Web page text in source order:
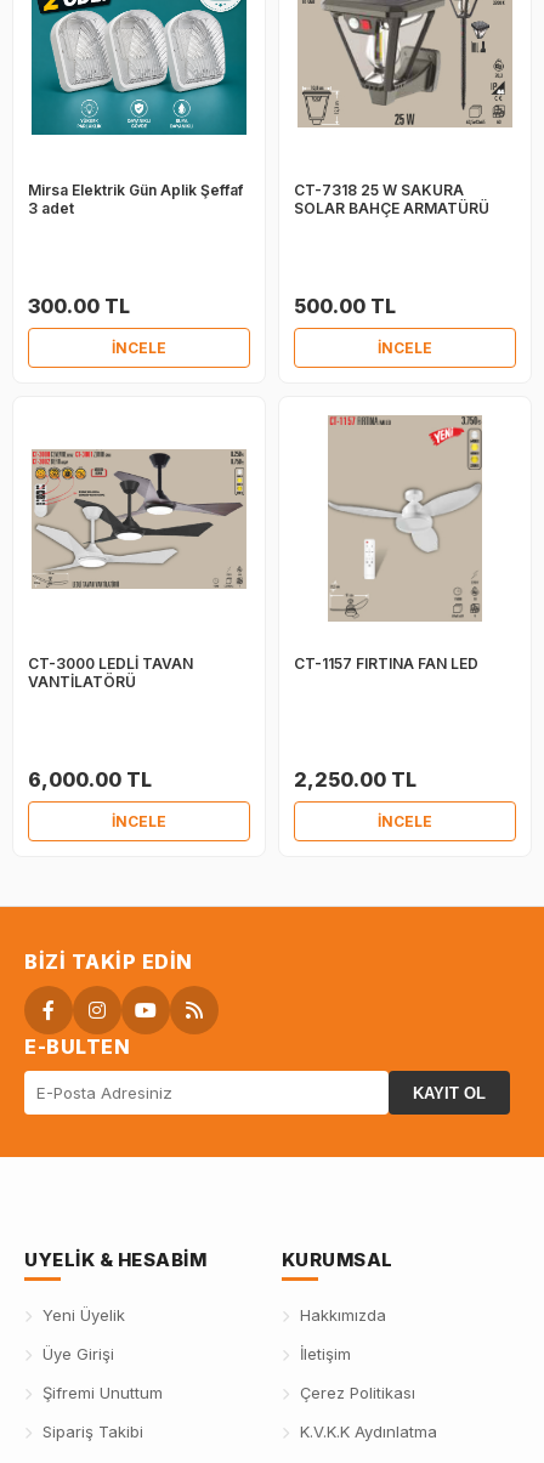
Mirsa Elektrik Gün Aplik Şeffaf
3 adet
300.00 TL
İNCELE
CT-7318 25 W SAKURA
SOLAR BAHÇE ARMATÜRÜ
500.00 TL
İNCELE
CT-3000 LEDLİ TAVAN
VANTİLATÖRÜ
6,000.00 TL
İNCELE
CT-1157 FIRTINA FAN LED
2,250.00 TL
İNCELE
BIZI TAKIP EDIN
E-BULTEN
KAYIT OL
UYELIK & HESABIM
Yeni Üyelik
Üye Girişi
Şifremi Unuttum
Sipariş Takibi
KURUMSAL
Hakkımızda
İletişim
Çerez Politikası
K.V.K.K Aydınlatma